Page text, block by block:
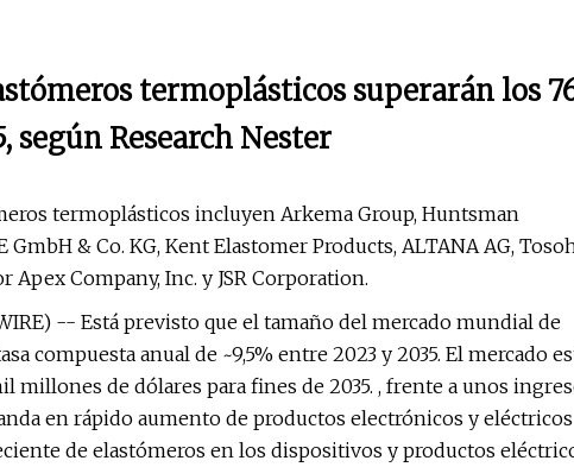
termoplásticos superarán los
según Research Nester
termoplásticos incluyen Arkema Group, Huntsman
& Co. KG, Kent Elastomer Products, ALTANA AG,
Company, Inc. y JSR Corporation.
-- Está previsto que el tamaño del mercado mundial de
compuesta anual de ~9,5% entre 2023 y 2035. El mercado
millones de dólares para fines de 2035. , frente a unos
en rápido aumento de productos electrónicos y eléctricos
de elastómeros en los dispositivos y productos